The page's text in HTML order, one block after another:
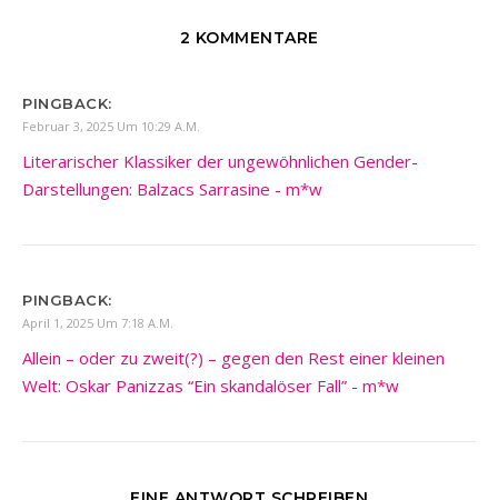
2 KOMMENTARE
PINGBACK:
Februar 3, 2025 Um 10:29 A.m.
Literarischer Klassiker der ungewöhnlichen Gender-
Darstellungen: Balzacs Sarrasine - m*w
PINGBACK:
April 1, 2025 Um 7:18 A.m.
Allein – oder zu zweit(?) – gegen den Rest einer kleinen
Welt: Oskar Panizzas “Ein skandalöser Fall” - m*w